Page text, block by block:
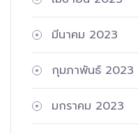
มีนาคม 2023
กุมภาพันธ์ 2023
มกราคม 2023